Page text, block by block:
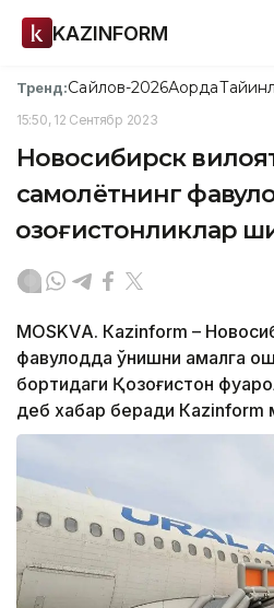
KAZINFORM
Тренд:Сайлов-2026Ақорда
15:50, 12 Сентябр 2023
Новосибирск
самолётнинг
қозоғистонликлар
МОSKVА. Кazinform –
фавқулодда қўнишни амалга
бортидаги Қозоғистон
деб хабар беради Кazinform